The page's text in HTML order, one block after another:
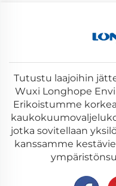
Tutustu laajoihin
Wuxi Longhope
Erikoistumme
jotka sovitellaan
kanssamme